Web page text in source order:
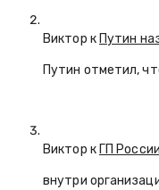
Виктор к Путин
Путин отметил,
Виктор к ГП
внутри